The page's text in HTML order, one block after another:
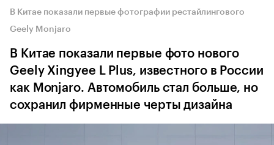
В Китае показали первые фотографии рестайлингового
Geely Monjaro
В Китае показали первые фото нового
Geely Xingyee L Plus, известного в России
как Monjaro. Автомобиль стал больше, но
сохранил фирменные черты дизайна